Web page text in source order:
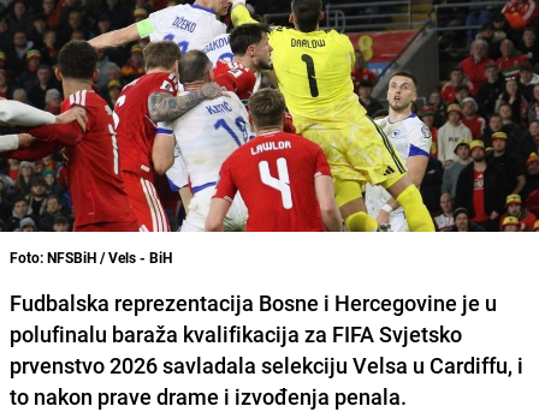
Foto: NFSBiH / Vels - BiH
Fudbalska reprezentacija Bosne i Hercegovine je u
polufinalu baraža kvalifikacija za FIFA Svjetsko
prvenstvo 2026 savladala selekciju Velsa u Cardiffu, i
to nakon prave drame i izvođenja penala.